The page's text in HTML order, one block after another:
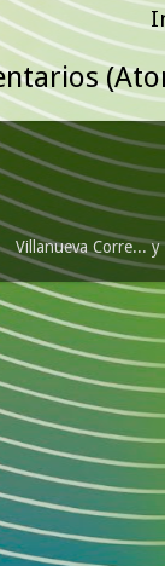
Villanueva Corre...